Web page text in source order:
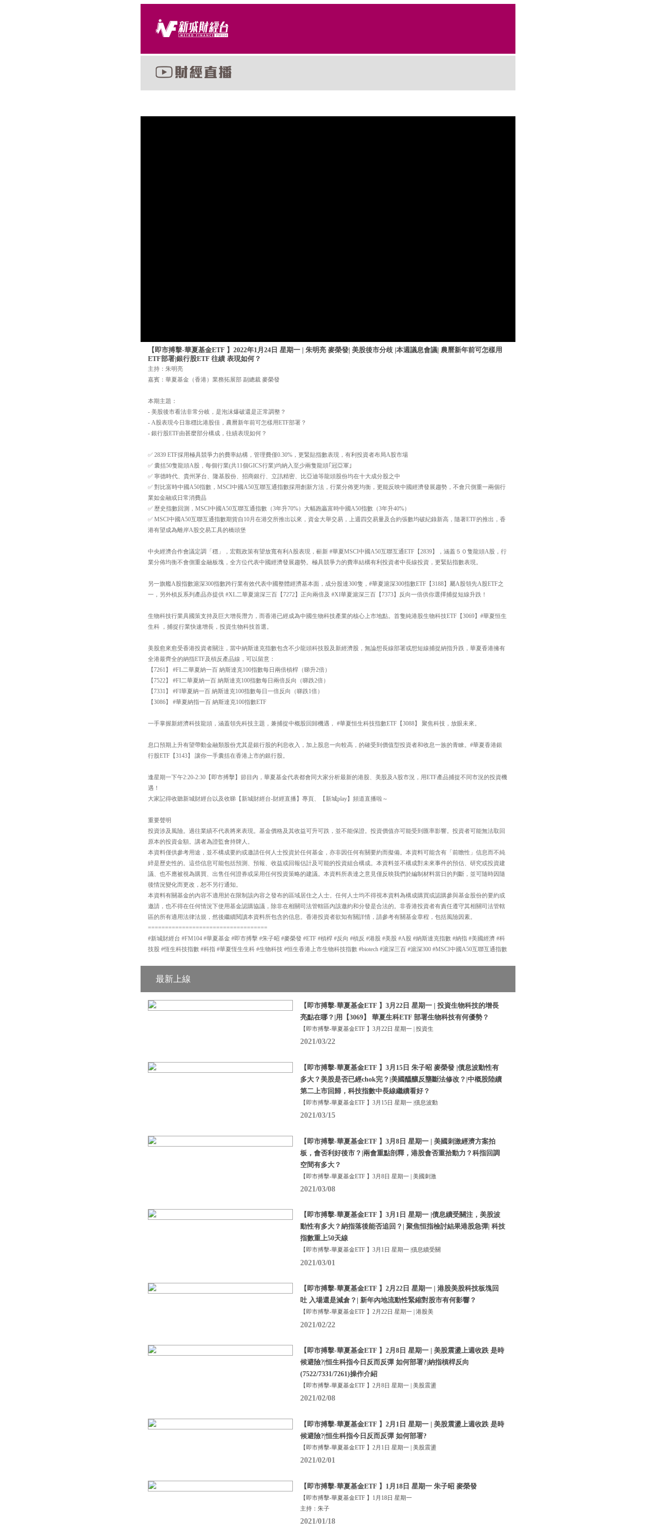
【即市搏擊-華夏基金ETF 】2022年1月24日 星期一 | 朱明亮 麥榮發| 美股後市分歧 |本週議息會議| 農曆新年前可怎樣用
ETF部署|銀行股ETF 往績 表現如何？
主持：朱明亮
嘉賓：華夏基金（香港）業務拓展部 副總裁 麥榮發
本期主題：
- 美股後市看法非常分岐，是泡沫爆破還是正常調整？
- A股表現今日靠穩比港股佳，農曆新年前可怎樣用ETF部署？
- 銀行股ETF由甚麼部分構成，往績表現如何？
✅ 2839 ETF採用極具競爭力的費率結構，管理費僅0.30%，更緊貼指數表現，有利投資者布局A股市場
✅ 囊括50隻龍頭A股，每個行業(共11個GICS行業)均納入至少兩隻龍頭｢冠亞軍｣
✅ 寧德時代、貴州茅台、隆基股份、招商銀行、立訊精密、比亞迪等龍頭股份均在十大成分股之中
✅ 對比富時中國A50指數，MSCI中國A50互聯互通指數採用創新方法，行業分佈更均衡，更能反映中國經濟發展趨勢，不會只側重一兩個行
業如金融或日常消費品
✅ 歷史指數回測，MSCI中國A50互聯互通指數（3年升70%）大幅跑贏富時中國A50指數（3年升40%）
✅ MSCI中國A50互聯互通指數期貨自10月在港交所推出以來，資金大舉交易，上週四交易量及合約張數均破紀錄新高，隨著ETF的推出，香
港有望成為離岸A股交易工具的橋頭堡
中央經濟合作會議定調「穩」，宏觀政策有望放寬有利A股表現，嶄新 #華夏MSCI中國A50互聯互通ETF【2839】，涵蓋５０隻龍頭A股，行
業分佈均衡不會側重金融板塊，全方位代表中國經濟發展趨勢。極具競爭力的費率結構有利投資者中長線投資，更緊貼指數表現。
另一旗艦A股指數滬深300指數跨行業有效代表中國整體經濟基本面，成分股達300隻，#華夏滬深300指數ETF【3188】屬A股領先A股ETF之
一，另外槓反系列產品亦提供 #XL二華夏滬深三百【7272】正向兩倍及 #XI華夏滬深三百【7373】反向一倍供你選擇捕捉短線升跌！
生物科技行業具國策支持及巨大增長潛力，而香港已經成為中國生物科技產業的核心上市地點。首隻純港股生物科技ETF【3069】#華夏恒生
生科 ，捕捉行業快速增長，投資生物科技首選。
美股愈來愈受香港投資者關注，當中納斯達克指數包含不少龍頭科技股及新經濟股，無論想長線部署或想短線捕捉納指升跌，華夏香港擁有
全港最齊全的納指ETF及槓反產品線，可以留意：
【7261】 #FL二華夏納一百 納斯達克100指數每日兩倍槓桿（睇升2倍）
【7522】 #FI二華夏納一百 納斯達克100指數每日兩倍反向（睇跌2倍）
【7331】 #FI華夏納一百 納斯達克100指數每日一倍反向（睇跌1倍）
【3086】 #華夏納指一百 納斯達克100指數ETF
一手掌握新經濟科技龍頭，涵蓋領先科技主題，兼捕捉中概股回歸機遇， #華夏恒生科技指數ETF【3088】 聚焦科技，放眼未來。
息口預期上升有望帶動金融類股份尤其是銀行股的利息收入，加上股息一向較高，的確受到價值型投資者和收息一族的青睞。#華夏香港銀
行股ETF【3143】 讓你一手囊括在香港上市的銀行股。
逢星期一下午2:20-2:30【即市搏擊】節目內，華夏基金代表都會同大家分析最新的港股、美股及A股市況，用ETF產品捕捉不同市況的投資機
遇！
大家記得收聽新城財經台以及收睇【新城財經台-財經直播】專頁、【新城play】頻道直播啦～
重要聲明
投資涉及風險。過往業績不代表將來表現。基金價格及其收益可升可跌，並不能保證。投資價值亦可能受到匯率影響。投資者可能無法取回
原本的投資金額。講者為證監會持牌人。
本資料僅供參考用途，並不構成要約或邀請任何人士投資於任何基金，亦非因任何有關要約而擬備。本資料可能含有「前瞻性」信息而不純
綷是歷史性的。這些信息可能包括預測、預報、收益或回報估計及可能的投資組合構成。本資料並不構成對未來事件的預估、研究或投資建
議、也不應被視為購買、出售任何證券或采用任何投資策略的建議。本資料所表達之意見僅反映我們於編制材料當日的判斷，並可隨時因隨
後情況變化而更改，恕不另行通知。
本資料有關基金的內容不適用於在限制該內容之發布的區域居住之人士。任何人士均不得視本資料為構成購買或認購參與基金股份的要約或
邀請，也不得在任何情況下使用基金認購協議，除非在相關司法管轄區內該邀約和分發是合法的。非香港投資者有責任遵守其相關司法管轄
區的所有適用法律法規，然後繼續閱讀本資料所包含的信息。香港投資者欲知有關詳情，請參考有關基金章程，包括風險因素。
===================================
#新城財經台 #FM104 #華夏基金 #即市搏擊 #朱子昭 #麥榮發 #ETF #槓桿 #反向 #槓反 #港股 #美股 #A股 #納斯達克指數 #納指 #美國經濟 #科
技股 #恆生科技指數 #科指 #華夏恆生生科 #生物科技 #恒生香港上市生物科技指數 #biotech #滬深三百 #滬深300 #MSCI中國A50互聯互通指數
最新上線
【即市搏擊-華夏基金ETF 】3月22日 星期一 | 投資生物科技的增長
亮點在哪？|用【3069】 華夏生科ETF 部署生物科技有何優勢？
【即市搏擊-華夏基金ETF 】3月22日 星期一 | 投資生
2021/03/22
【即市搏擊-華夏基金ETF 】3月15日 朱子昭 麥榮發 |債息波動性有
多大？美股是否已經chok完？|美國醞釀反壟斷法修改？|中概股陸續
第二上市回歸，科技指數中長線繼續看好？
【即市搏擊-華夏基金ETF 】3月15日 星期一 |債息波動
2021/03/15
【即市搏擊-華夏基金ETF 】3月8日 星期一 | 美國刺激經濟方案拍
板，會否利好後市？|兩會重點剖釋，港股會否重拾動力？科指回調
空間有多大？
【即市搏擊-華夏基金ETF 】3月8日 星期一 | 美國刺激
2021/03/08
【即市搏擊-華夏基金ETF 】3月1日 星期一 |債息續受關注，美股波
動性有多大？納指落後能否追回？| 聚焦恒指檢討結果港股急彈| 科技
指數重上50天線
【即市搏擊-華夏基金ETF 】3月1日 星期一 |債息續受關
2021/03/01
【即市搏擊-華夏基金ETF 】2月22日 星期一 | 港股美股科技板塊回
吐 入場還是減倉？| 新年內地流動性緊縮對股市有何影響？
【即市搏擊-華夏基金ETF 】2月22日 星期一 | 港股美
2021/02/22
【即市搏擊-華夏基金ETF 】2月8日 星期一 | 美股震盪上週收跌 是時
候避險?|恒生科指今日反而反彈 如何部署?|納指槓桿反向
(7522/7331/7261)操作介紹
【即市搏擊-華夏基金ETF 】2月8日 星期一 | 美股震盪
2021/02/08
【即市搏擊-華夏基金ETF 】2月1日 星期一 | 美股震盪上週收跌 是時
候避險?|恒生科指今日反而反彈 如何部署?
【即市搏擊-華夏基金ETF 】2月1日 星期一 | 美股震盪
2021/02/01
【即市搏擊-華夏基金ETF 】1月18日 星期一 朱子昭 麥榮發
【即市搏擊-華夏基金ETF 】1月18日 星期一
主持：朱子
2021/01/18